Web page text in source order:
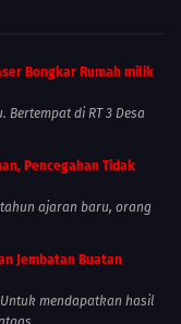
Bongkar Rumah milik
di RT 3 Desa
Pencegahan Tidak
tahun ajaran baru, orang
Jembatan Buatan
mendapatkan hasil